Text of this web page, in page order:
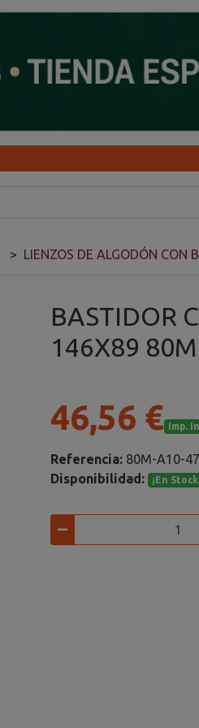
LIENZOS DE ALGODÓN CON
BASTIDOR
146X89 80M
46,56 € Imp.
Referencia: 80M-A10-
Disponibilidad:
¡En